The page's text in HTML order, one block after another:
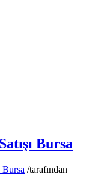
Bursa
Bursa /tarafından